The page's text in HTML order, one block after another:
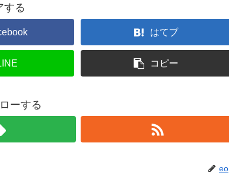
する
はてブ
コピー
ーする
eo